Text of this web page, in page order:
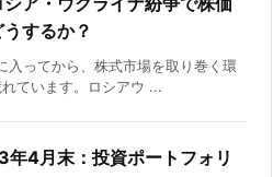
するか？
入ってから、株式市場を取り巻く環
ています。ロシアウ ...
年4月末：投資ポートフォリ